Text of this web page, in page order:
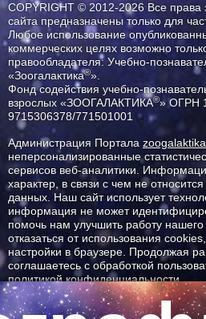
COPYRIGHT © 2012-2026 Все
сайта предназначены только для
Любое использование
коммерческих целях возможно
правообладателя: Учебно-
«Зоогалактика®».
Фонд содействия учебно-
взрослых «ЗООГАЛАКТИКА®» ОГРН
9715306378/771501001
Администрация Портала
неперсонализированные
сервисов веб-аналитики.
характер, в связи с чем не
данных. Наш сайт использует
информация не может
помочь нам улучшить работу
отказаться от использования
настройки в браузере. Продолжая
соглашаетесь с обработкой
политикой конфиденциальности.